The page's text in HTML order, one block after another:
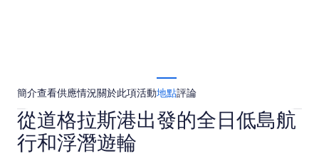
簡介查看供應情況關於此項活動地點評論
從道格拉斯港出發的全日低島航
行和浮潛遊輪